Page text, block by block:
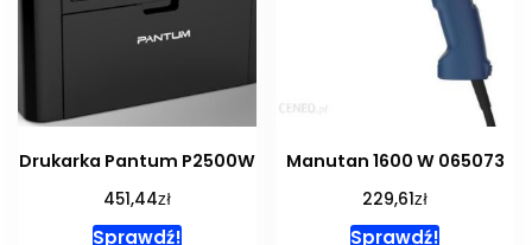
Drukarka Pantum P2500W
451,44zł
Sprawdź!
Manutan 1600 W 065073
229,61zł
Sprawdź!